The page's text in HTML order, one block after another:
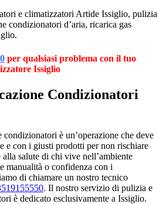
e climatizzatori Artide Issiglio, pulizia
condizionatori d’aria, ricarica gas
per qualsiasi problema con il tuo
Issiglio
Condizionatori
è un’operazione che deve
e con i giusti prodotti per non rischiare
salute di chi vive nell’ambiente
manualità o confidenza con i
di chiamare un nostro tecnico
. Il nostro servizio di pulizia e
è dedicato esclusivamente a Issiglio.